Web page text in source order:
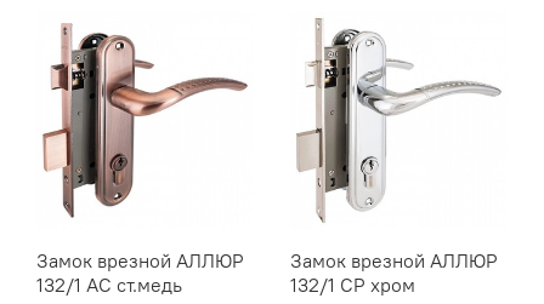
Замок врезной АЛЛЮР
132/1 AC ст.медь
Замок врезной АЛЛЮР
132/1 CP хром